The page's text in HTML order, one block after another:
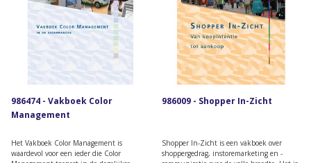
986474 - Vakboek Color
Management
Het Vakboek Color Management is
waardevol voor een ieder die Color
986009 - Shopper In-Zicht
Shopper In-Zicht is een vakboek over
shoppergedrag, instoremarketing en -